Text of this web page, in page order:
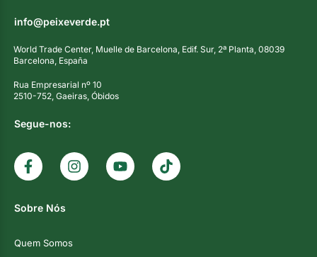
info@peixeverde.pt
World Trade Center, Muelle de Barcelona, Edif. Sur, 2ª Planta, 08039
Barcelona, España
Rua Empresarial nº 10
2510-752, Gaeiras, Óbidos
Segue-nos:
Sobre Nós
Quem Somos